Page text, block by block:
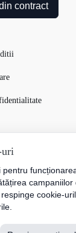
contract
uri
pentru
cookie-